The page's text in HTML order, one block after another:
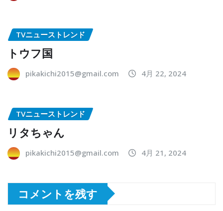
TVニューストレンド
トウフ国
pikakichi2015@gmail.com 4月 22, 2024
TVニューストレンド
リタちゃん
pikakichi2015@gmail.com 4月 21, 2024
コメントを残す